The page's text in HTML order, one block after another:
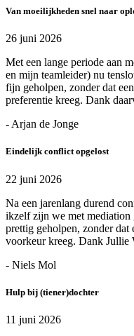
Van moeilijkheden snel naar
26 juni 2026
Met een lange periode aan
en mijn teamleider) nu
fijn geholpen, zonder dat
preferentie kreeg. Dank
- Arjan de Jonge
Eindelijk conflict opgelost
22 juni 2026
Na een jarenlang durend
ikzelf zijn we met
prettig geholpen, zonder
voorkeur kreeg. Dank Jullie
- Niels Mol
Hulp bij (tiener)dochter
11 juni 2026